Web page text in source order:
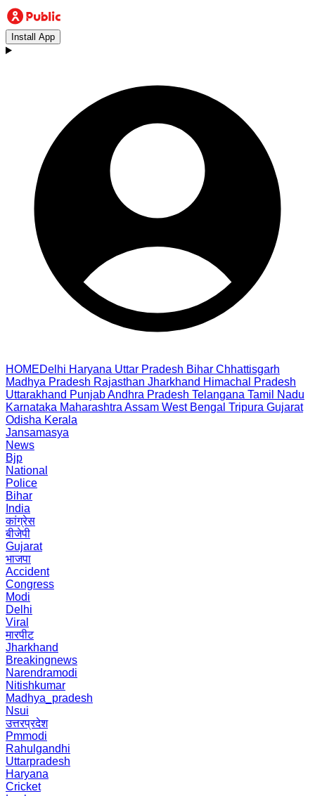
Install App
HOMEDelhi Haryana Uttar Pradesh Bihar Chhattisgarh
Madhya Pradesh Rajasthan Jharkhand Himachal Pradesh
Uttarakhand PunjabAndhra Pradesh Telangana Tamil Nadu
Karnataka Maharashtra Assam West Bengal Tripura Gujarat
Odisha Kerala
Jansamasya
News
Bjp
National
Police
Bihar
India
कांग्रेस
बीजेपी
Gujarat
भाजपा
Accident
Congress
Modi
Delhi
Viral
मारपीट
Jharkhand
Breakingnews
Narendramodi
Nitishkumar
Madhya_pradesh
Nsui
उत्तरप्रदेश
Pmmodi
Rahulgandhi
Uttarpradesh
Haryana
Cricket